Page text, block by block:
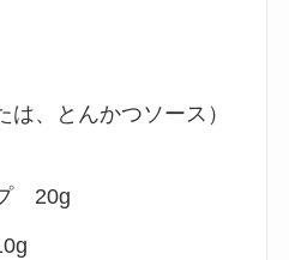
は、とんかつソース）
20g